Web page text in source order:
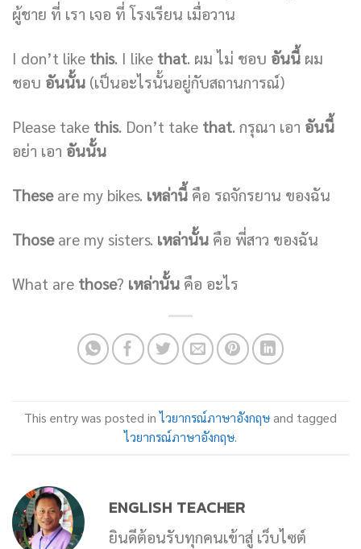
ผู้ชาย ที่ เรา เจอ ที่ โรงเรียน เมื่อวาน
I don’t like this. I like that. ผม ไม่ ชอบ อันนี้ ผม
ชอบ อันนั้น (เป็นอะไรนั้นอยู่กับสถานการณ์)
Please take this. Don’t take that. กรุณา เอา อันนี้
อย่า เอา อันนั้น
Theseare my bikes. เหล่านี้ คือ รถจักรยาน ของฉัน
Thoseare my sisters. เหล่านั้น คือ พี่สาว ของฉัน
What are those? เหล่านั้น คือ อะไร
This entry was posted inไวยากรณ์ภาษาอังกฤษand tagged
ไวยากรณ์ภาษาอังกฤษ.
ENGLISH TEACHER
ยินดีต้อนรับทุกคนเข้าสู่ เว็บไซต์